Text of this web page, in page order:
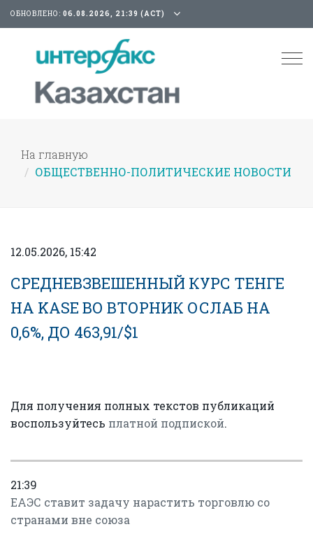
ОБНОВЛЕНО: 06.08.2026, 21:39 (АСТ)
На главную
ОБЩЕСТВЕННО-ПОЛИТИЧЕСКИЕ НОВОСТИ
12.05.2026, 15:42
СРЕДНЕВЗВЕШЕННЫЙ КУРС ТЕНГЕ
НА KASE ВО ВТОРНИК ОСЛАБ НА
0,6%, ДО 463,91/$1
Для получения полных текстов публикаций
воспользуйтесь платной подпиской.
21:39
ЕАЭС ставит задачу нарастить торговлю со
странами вне союза